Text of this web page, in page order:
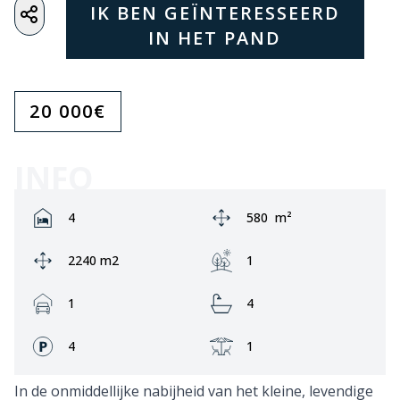
IK BEN GEÏNTERESSEERD
IN HET PAND
20 000€
Rooms:
4 Area:
580 m²
Ground area:
2240 m2 Garden:
1
Garage:
1 Bathrooms:
4
Fronts:
4 Terrace:
1
In de onmiddellijke nabijheid van het kleine, levendige